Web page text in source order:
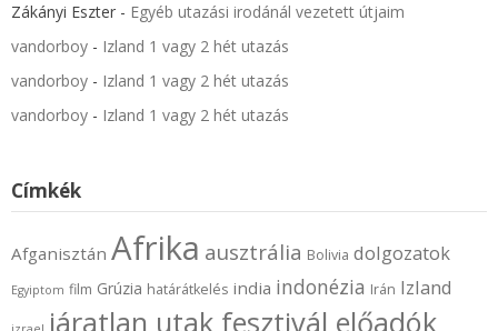
Zákányi Eszter - Egyéb utazási irodánál vezetett útjaim
vandorboy - Izland 1 vagy 2 hét utazás
vandorboy - Izland 1 vagy 2 hét utazás
vandorboy - Izland 1 vagy 2 hét utazás
Címkék
Afganisztán Afrika ausztrália Bolivia dolgozatok
Egyiptom film Grúzia határátkelés india indonézia Irán Izland
járatlan utak fesztivál előadók